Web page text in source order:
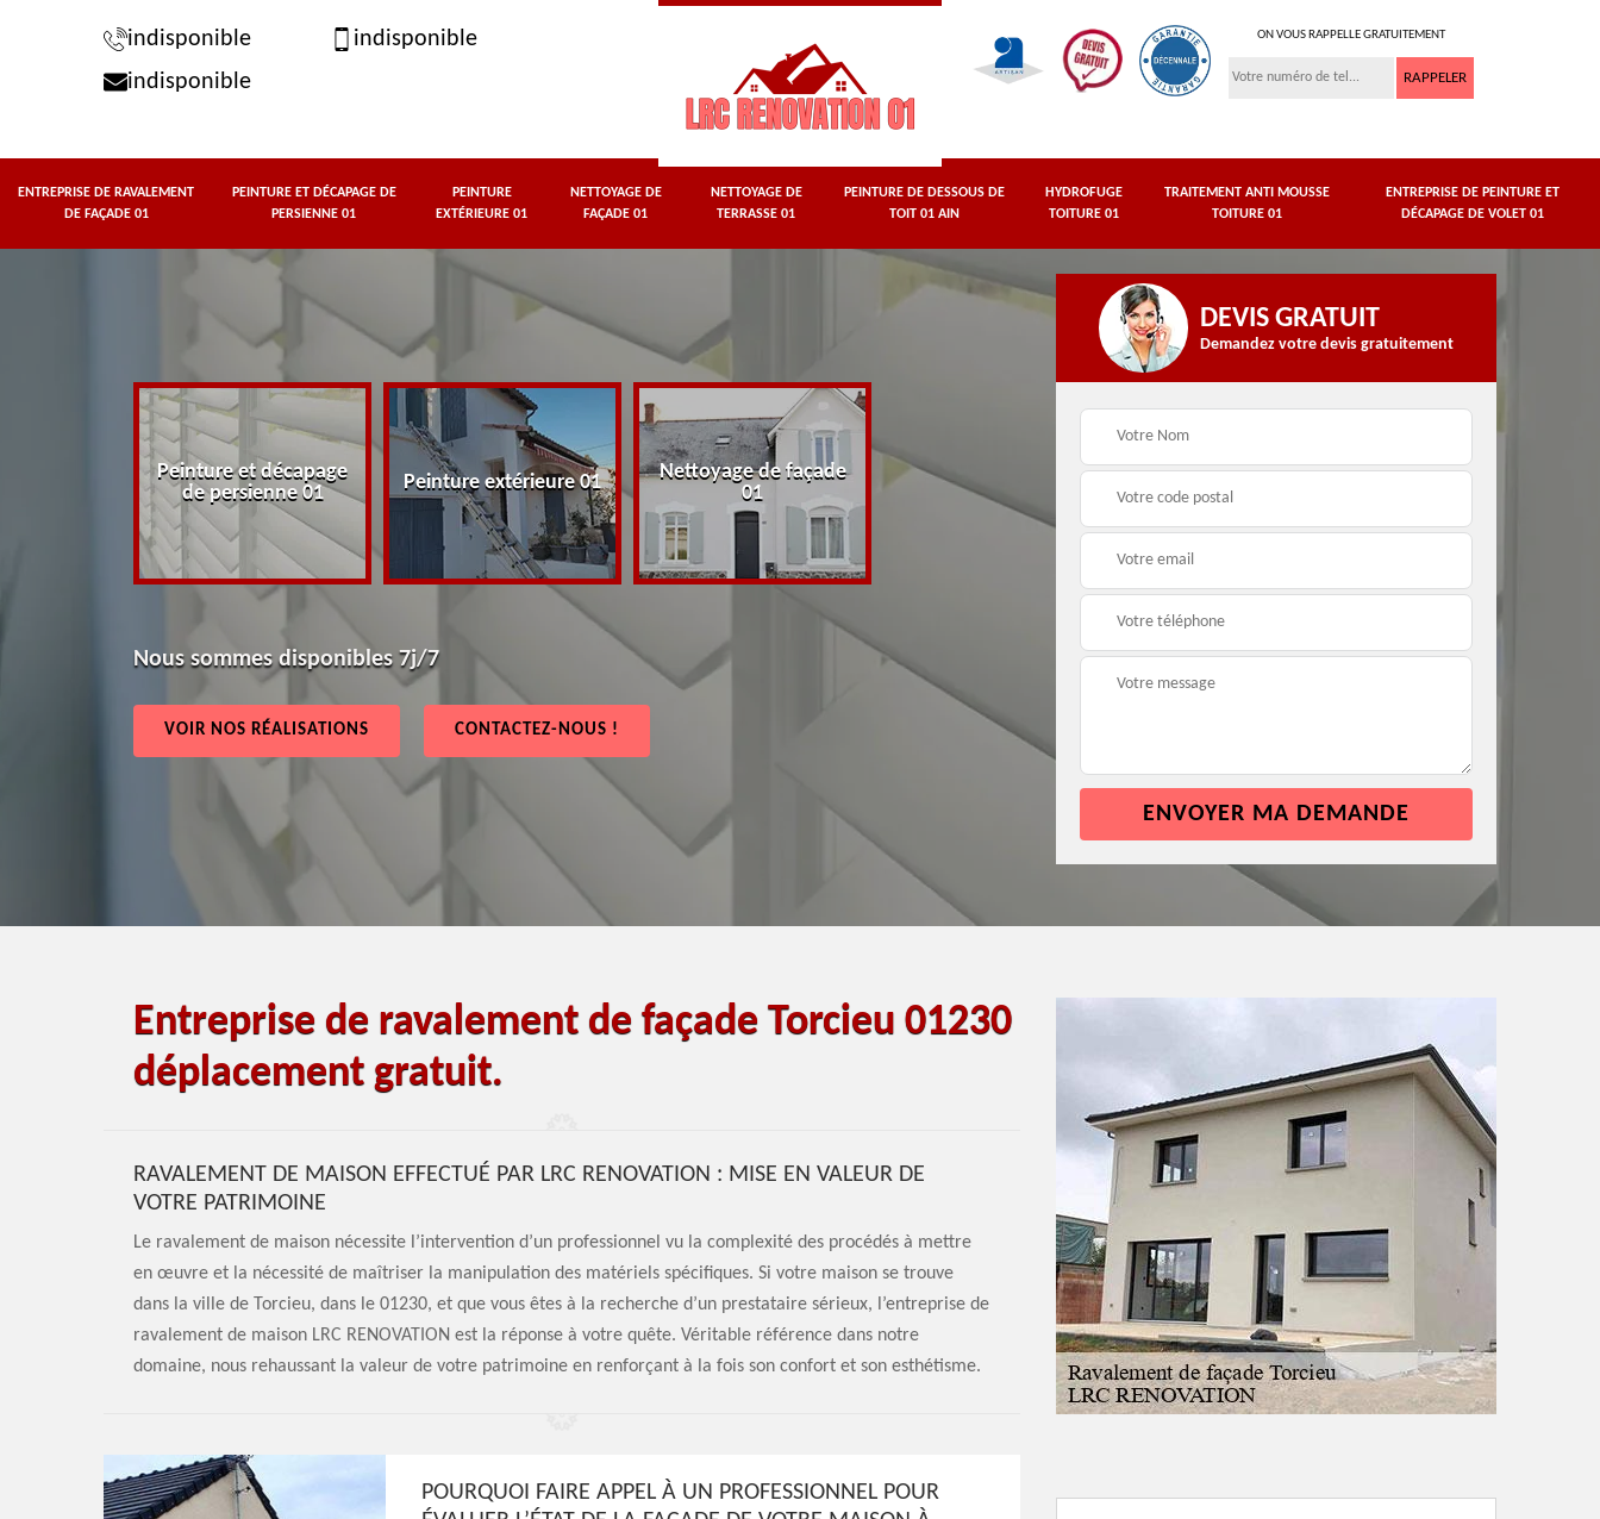
indisponible
indisponible
indisponible
ON VOUS RAPPELLE GRATUITEMENT
ENTREPRISE DE RAVALEMENT
DE FAÇADE 01
PEINTURE ET DÉCAPAGE DE
PERSIENNE 01
PEINTURE
EXTÉRIEURE 01
NETTOYAGE DE
FAÇADE 01
NETTOYAGE DE
TERRASSE 01
PEINTURE DE DESSOUS DE
TOIT 01 AIN
HYDROFUGE
TOITURE 01
TRAITEMENT ANTI MOUSSE
TOITURE 01
ENTREPRISE DE PEINTURE ET
DÉCAPAGE DE VOLET 01
Peinture et décapage
de persienne 01
Peinture extérieure 01
Nettoyage de façade
01
Nettoyage de terrasse
01
Peinture de dessous
de toit 01 Ain
Hydrofuge toiture 01
Nous sommes disponibles 7j/7
VOIR NOS RÉALISATIONS CONTACTEZ-NOUS !
DEVIS GRATUIT
Demandez votre devis gratuitement
Entreprise de ravalement de façade Torcieu 01230
déplacement gratuit.
RAVALEMENT DE MAISON EFFECTUÉ PAR LRC RENOVATION : MISE EN VALEUR DE
VOTRE PATRIMOINE
Le ravalement de maison nécessite l’intervention d’un professionnel vu la complexité des procédés à mettre
en œuvre et la nécessité de maîtriser la manipulation des matériels spécifiques. Si votre maison se trouve
dans la ville de Torcieu, dans le 01230, et que vous êtes à la recherche d’un prestataire sérieux, l’entreprise de
ravalement de maison LRC RENOVATION est la réponse à votre quête. Véritable référence dans notre
domaine, nous rehaussant la valeur de votre patrimoine en renforçant à la fois son confort et son esthétisme.
POURQUOI FAIRE APPEL À UN PROFESSIONNEL POUR